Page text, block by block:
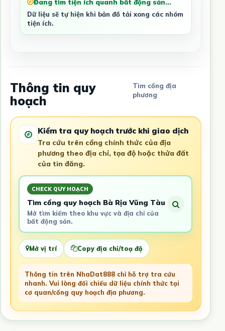
Đang tìm tiện ích quanh bất động sản...
Dữ liệu sẽ tự hiện khi bản đồ tải xong các nhóm
tiện ích.
Thông tin quy
hoạch
Tìm cổng địa
phương
Kiểm tra quy hoạch trước khi giao dịch
Tra cứu trên cổng chính thức của địa
phương theo địa chỉ, tọa độ hoặc thửa đất
của tin đăng.
CHECK QUY HOẠCH
Tìm cổng quy hoạch Bà Rịa Vũng Tàu
Mở tìm kiếm theo khu vực và địa chỉ của
bất động sản.
Mở vị trí Copy địa chỉ/toạ độ
Thông tin trên NhaDat888 chỉ hỗ trợ tra cứu
nhanh. Vui lòng đối chiếu dữ liệu chính thức tại
cơ quan/cổng quy hoạch địa phương.